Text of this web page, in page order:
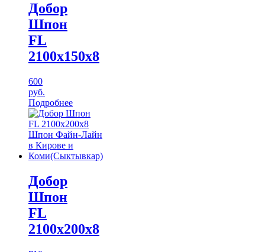
Добор
Шпон
FL
2100х150х8
600
руб.
Подробнее
Добор
Шпон
FL
2100х200х8